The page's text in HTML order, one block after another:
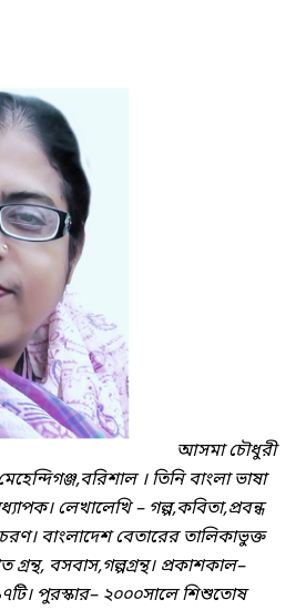
আসমা চৌধুরী
। তিনি বাংলা ভাষা
লেখালেখি – গল্প,কবিতা,প্রবন্ধ
বাংলাদেশ বেতারের তালিকাভুক্ত
গ্রন্থ, বসবাস,গল্পগ্রন্থ। প্রকাশকাল–
পুরস্কার– ২০০০সালে শিশুতোষ